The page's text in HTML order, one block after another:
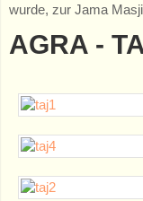
wurde, zur Jama
AGRA -